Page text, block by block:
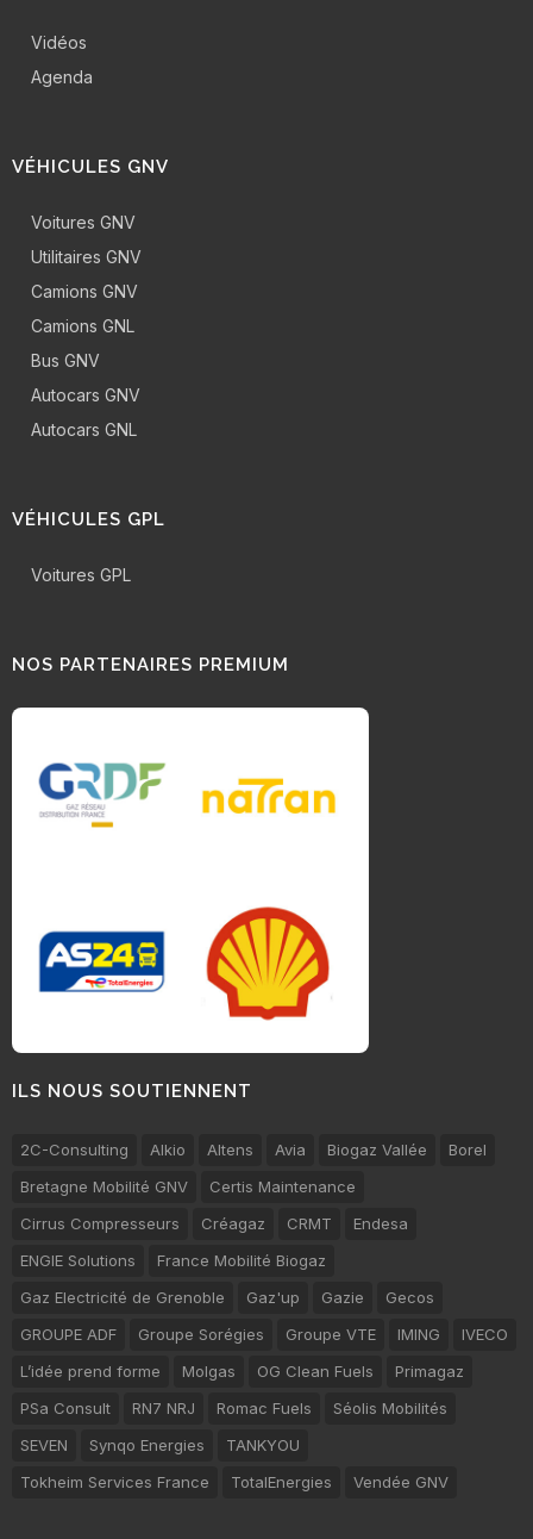
Vidéos
Agenda
VÉHICULES GNV
Voitures GNV
Utilitaires GNV
Camions GNV
Camions GNL
Bus GNV
Autocars GNV
Autocars GNL
VÉHICULES GPL
Voitures GPL
NOS PARTENAIRES PREMIUM
ILS NOUS SOUTIENNENT
2C-Consulting Alkio Altens Avia Biogaz Vallée
Borel
Bretagne Mobilité GNV
Certis Maintenance
Cirrus Compresseurs
Créagaz CRMT
Endesa
ENGIE Solutions
France Mobilité Biogaz
Gaz Electricité de Grenoble
Gaz'up Gazie
Gecos
GROUPE ADF
Groupe Sorégies Groupe VTE IMING
IVECO
L’idée prend forme
Molgas OG Clean Fuels
Primagaz
PSa Consult
RN7 NRJ Romac Fuels
Séolis Mobilités
SEVEN
Synqo Energies
TANKYOU
Tokheim Services France
TotalEnergies Vendée GNV